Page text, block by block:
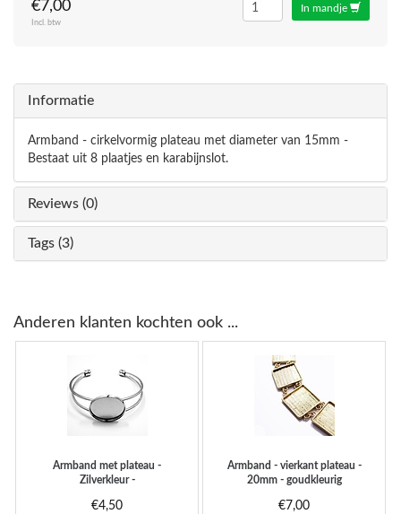
€7,00
Incl. btw
In mandje
Informatie
Armband - cirkelvormig plateau met diameter van 15mm -
Bestaat uit 8 plaatjes en karabijnslot.
Reviews (0)
Tags (3)
Anderen klanten kochten ook ...
Armband met plateau -
Zilverkleur -
€4,50
Armband - vierkant plateau -
20mm - goudkleurig
€7,00